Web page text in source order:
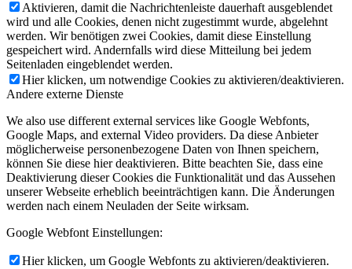
Aktivieren, damit die Nachrichtenleiste dauerhaft ausgeblendet
wird und alle Cookies, denen nicht zugestimmt wurde, abgelehnt
werden. Wir benötigen zwei Cookies, damit diese Einstellung
gespeichert wird. Andernfalls wird diese Mitteilung bei jedem
Seitenladen eingeblendet werden.
Hier klicken, um notwendige Cookies zu aktivieren/deaktivieren.
Andere externe Dienste
We also use different external services like Google Webfonts,
Google Maps, and external Video providers. Da diese Anbieter
möglicherweise personenbezogene Daten von Ihnen speichern,
können Sie diese hier deaktivieren. Bitte beachten Sie, dass eine
Deaktivierung dieser Cookies die Funktionalität und das Aussehen
unserer Webseite erheblich beeinträchtigen kann. Die Änderungen
werden nach einem Neuladen der Seite wirksam.
Google Webfont Einstellungen:
Hier klicken, um Google Webfonts zu aktivieren/deaktivieren.